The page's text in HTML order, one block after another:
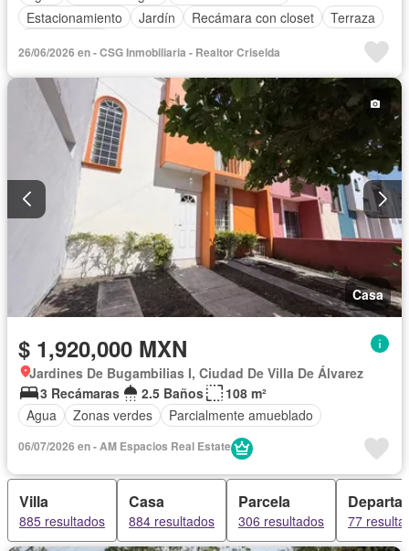
Estacionamiento
Jardín Recámara con closet
Terraza
26/06/2026 en - CSG Inmobiliaria - Realtor Criselda
Casa
$ 1,920,000 MXN
Jardines De Bugambilias I, Ciudad De Villa De Álvarez
3 Recámaras
2.5 Baños
108 m²
Agua
Zonas verdes Parcialmente amueblado
06/07/2026 en - AM Espacios Real Estate
Villa
885 resultados
Casa
884 resultados
Parcela
306 resultados 77